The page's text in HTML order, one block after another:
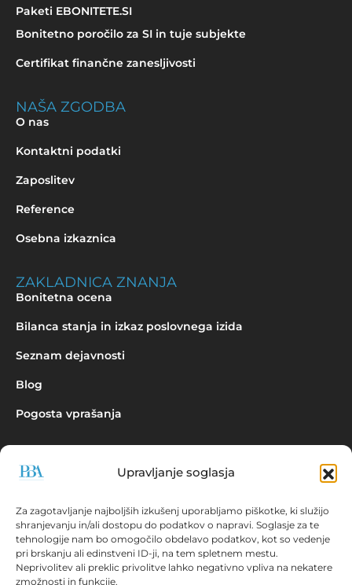
Upravljanje soglasja
Za zagotavljanje najboljših izkušenj uporabljamo piškotke, ki služijo
shranjevanju in/ali dostopu do podatkov o napravi. Soglasje za te
tehnologije nam bo omogočilo obdelavo podatkov, kot so vedenje
pri brskanju ali edinstveni ID-ji, na tem spletnem mestu.
Neprivolitev ali preklic privolitve lahko negativno vpliva na nekatere
zmožnosti in funkcije.
Paketi EBONITETE.SI
Bonitetno poročilo za SI in tuje subjekte
Certifikat finančne zanesljivosti
NAŠA ZGODBA
O nas
Kontaktni podatki
Zaposlitev
Reference
Osebna izkaznica
ZAKLADNICA ZNANJA
Bonitetna ocena
Bilanca stanja in izkaz poslovnega izida
Seznam dejavnosti
Blog
Pogosta vprašanja
Povpraševanje